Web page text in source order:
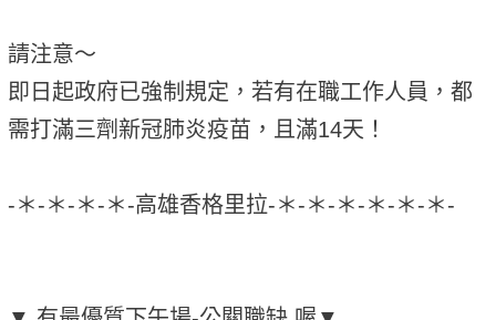
請注意～
即日起政府已強制規定，若有在職工作人員，都
需打滿三劑新冠肺炎疫苗，且滿14天！
-＊-＊-＊-＊-高雄香格里拉-＊-＊-＊-＊-＊-＊-